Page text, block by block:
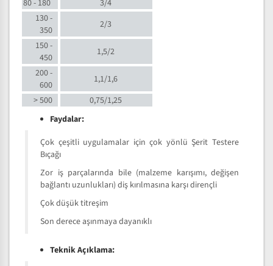
80 - 180
3/4
130 -
350
2/3
150 -
450
1,5/2
200 -
600
1,1/1,6
> 500
0,75/1,25
Faydalar:
Çok çeşitli uygulamalar için çok yönlü Şerit Testere
Bıçağı
Zor iş parçalarında bile (malzeme karışımı, değişen
bağlantı uzunlukları) diş kırılmasına karşı dirençli
Çok düşük titreşim
Son derece aşınmaya dayanıklı
Teknik Açıklama: